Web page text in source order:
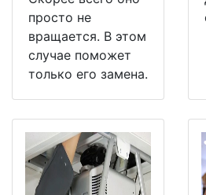
просто не
вращается. В этом
случае поможет
только его замена.